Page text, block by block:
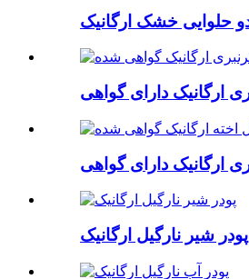
پودر شیر نارگیل ارگانیک